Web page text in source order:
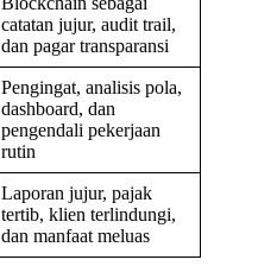
catatan jujur, audit trail,
dan pagar transparansi
Pengingat, analisis pola,
dashboard, dan
pengendali pekerjaan
rutin
Laporan jujur, pajak
tertib, klien terlindungi,
dan manfaat meluas